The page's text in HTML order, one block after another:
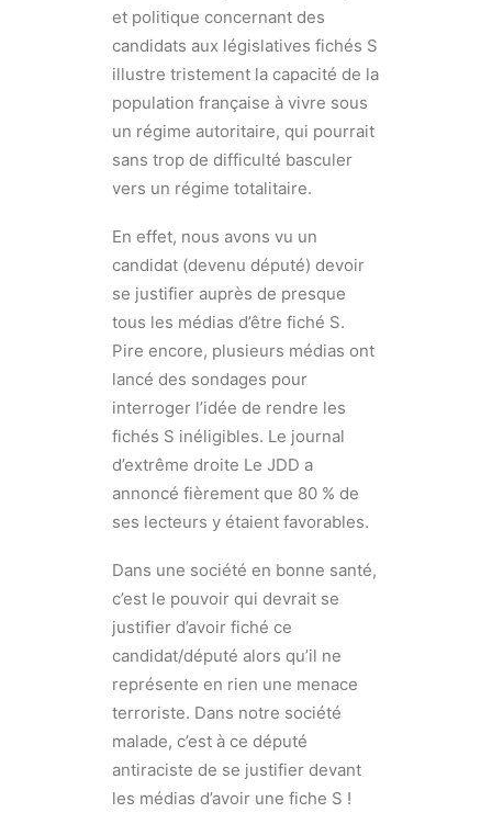
et politique concernant des
candidats aux législatives fichés S
illustre tristement la capacité de la
population française à vivre sous
un régime autoritaire, qui pourrait
sans trop de difficulté basculer
vers un régime totalitaire.
En effet, nous avons vu un
candidat (devenu député) devoir
se justifier auprès de presque
tous les médias d’être fiché S.
Pire encore, plusieurs médias ont
lancé des sondages pour
interroger l’idée de rendre les
fichés S inéligibles. Le journal
d’extrême droite Le JDD a
annoncé fièrement que 80 % de
ses lecteurs y étaient favorables.
Dans une société en bonne santé,
c’est le pouvoir qui devrait se
justifier d’avoir fiché ce
candidat/député alors qu’il ne
représente en rien une menace
terroriste. Dans notre société
malade, c’est à ce député
antiraciste de se justifier devant
les médias d’avoir une fiche S !